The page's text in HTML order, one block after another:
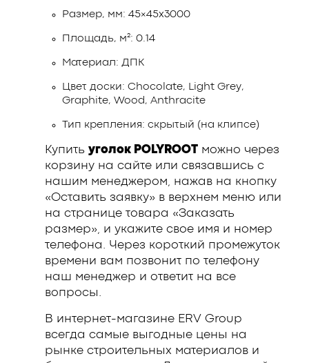
Размер, мм: 45×45х3000
Площадь, м²: 0.14
Материал: ДПК
Цвет доски: Chocolate, Light Grey,
Graphite, Wood, Anthracite
Тип крепления: скрытый (на клипсе)
Купить уголок POLYROOT можно через
корзину на сайте или связавшись с
нашим менеджером, нажав на кнопку
«Оставить заявку» в верхнем меню или
на странице товара «Заказать
размер», и укажите свое имя и номер
телефона. Через короткий промежуток
времени вам позвонит по телефону
наш менеджер и ответит на все
вопросы.
В интернет-магазине ERV Group
всегда самые выгодные цены на
рынке строительных материалов и